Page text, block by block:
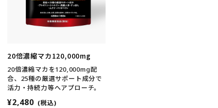
20倍濃縮マカ120,000mg
20倍濃縮マカを120,000mg配
合、25種の厳選サポート成分で
活力・持続力等へアプローチ。
¥2,480 (税込)